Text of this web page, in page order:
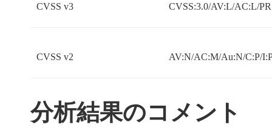
CVSS v3 CVSS:3.0/AV:L/AC:L/
CVSS v2 AV:N/AC:M/Au:N/C:P/
分析結果のコメント